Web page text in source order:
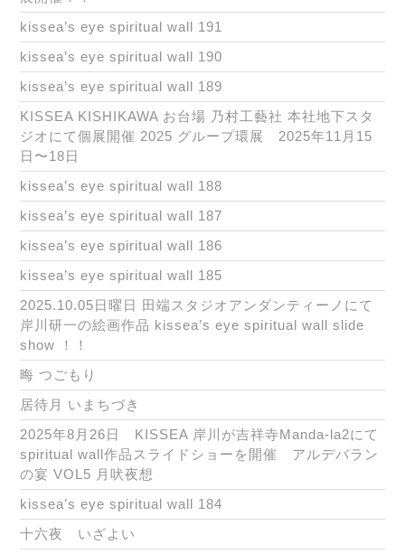
kissea’s eye spiritual wall 191
kissea’s eye spiritual wall 190
kissea’s eye spiritual wall 189
KISSEA KISHIKAWA お台場 乃村工藝社 本社地下スタ
ジオにて個展開催 2025 グループ環展 2025年11月15
日〜18日
kissea’s eye spiritual wall 188
kissea’s eye spiritual wall 187
kissea’s eye spiritual wall 186
kissea’s eye spiritual wall 185
2025.10.05日曜日 田端スタジオアンダンティーノにて
岸川研一の絵画作品 kissea’s eye spiritual wall slide
show ！！
晦 つごもり
居待月 いまちづき
2025年8月26日 KISSEA 岸川が吉祥寺Manda-la2にて
spiritual wall作品スライドショーを開催 アルデバラン
の宴 VOL5 月吠夜想
kissea’s eye spiritual wall 184
十六夜 いざよい